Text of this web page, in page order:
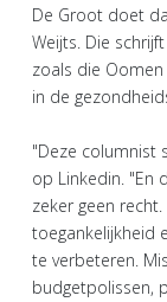
De Groot doet
Weijts. Die
zoals die
in de
"Deze columnist
op Linkedin. "En
zeker geen
toegankelijkheid
te verbeteren.
budgetpolissen,